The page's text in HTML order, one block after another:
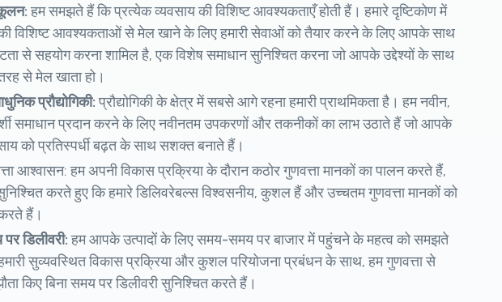
हम समझते हैं कि प्रत्येक व्यवसाय की विशिष्ट आवश्यकताएँ होती हैं। हमारे दृष्टिकोण में
विशिष्ट आवश्यकताओं से मेल खाने के लिए हमारी सेवाओं को तैयार करने के लिए आपके साथ
से सहयोग करना शामिल है, एक विशेष समाधान सुनिश्चित करना जो आपके उद्देश्यों के साथ
से मेल खाता हो।
प्रौद्योगिकी:प्रौद्योगिकी के क्षेत्र में सबसे आगे रहना हमारी प्राथमिकता है। हम नवीन,
समाधान प्रदान करने के लिए नवीनतम उपकरणों और तकनीकों का लाभ उठाते हैं जो आपके
को प्रतिस्पर्धी बढ़त के साथ सशक्त बनाते हैं।
आश्वासन: हम अपनी विकास प्रक्रिया के दौरान कठोर गुणवत्ता मानकों का पालन करते हैं,
करते हुए कि हमारे डिलिवरेबल्स विश्वसनीय, कुशल हैं और उच्चतम गुणवत्ता मानकों को
हैं।
डिलीवरी:हम आपके उत्पादों के लिए समय-समय पर बाजार में पहुंचने के महत्व को समझते
सुव्यवस्थित विकास प्रक्रिया और कुशल परियोजना प्रबंधन के साथ, हम गुणवत्ता से
किए बिना समय पर डिलीवरी सुनिश्चित करते हैं।